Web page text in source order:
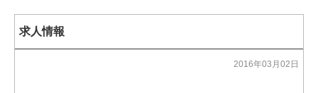
求人情報
2016年03月02日